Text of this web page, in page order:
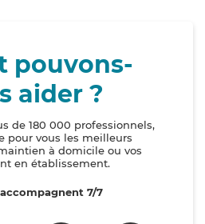
pouvons-
aider ?
de 180 000 professionnels,
pour vous les meilleurs
à domicile ou vos
en établissement.
7/7